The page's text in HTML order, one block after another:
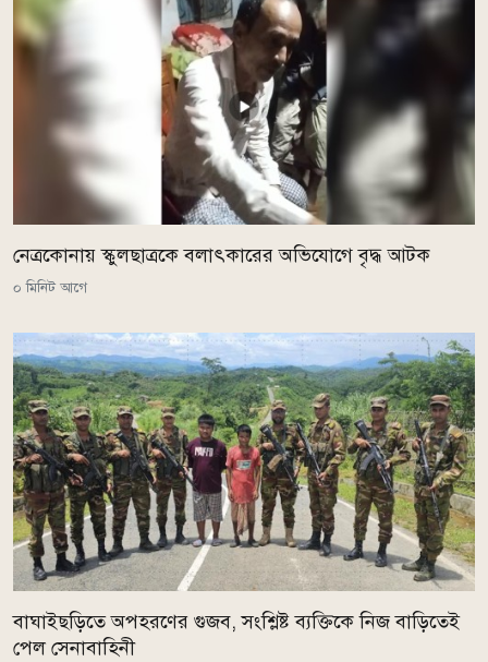
নেত্রকোনায় স্কুলছাত্রকে বলাৎকারের অভিযোগে বৃদ্ধ আটক
০ মিনিট আগে
বাঘাইছড়িতে অপহরণের গুজব, সংশ্লিষ্ট ব্যক্তিকে নিজ বাড়িতেই
পেল সেনাবাহিনী